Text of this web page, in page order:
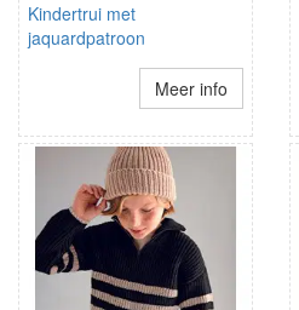
Kindertrui met
jaquardpatroon
Meer info